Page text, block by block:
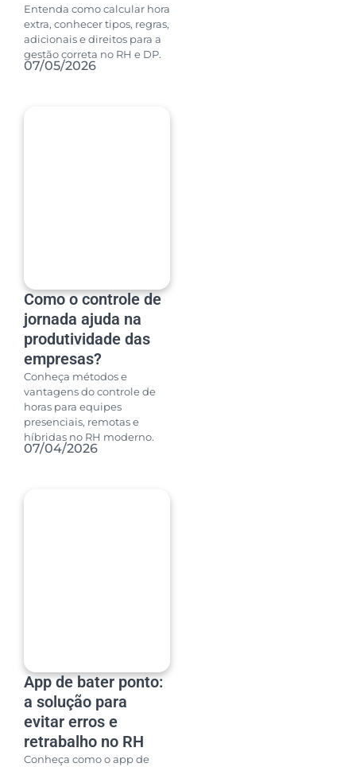
Entenda como calcular hora
extra, conhecer tipos, regras,
adicionais e direitos para a
gestão correta no RH e DP.
07/05/2026
Como o controle de
jornada ajuda na
produtividade das
empresas?
Conheça métodos e
vantagens do controle de
horas para equipes
presenciais, remotas e
híbridas no RH moderno.
07/04/2026
App de bater ponto:
a solução para
evitar erros e
retrabalho no RH
Conheça como o app de